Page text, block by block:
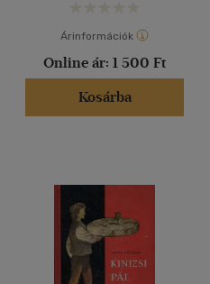
Árinformációk
Online ár: 1 500 Ft
Kosárba